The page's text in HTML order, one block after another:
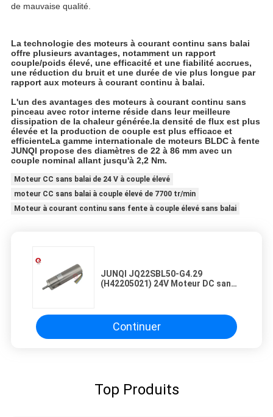
de mauvaise qualité.
La technologie des moteurs à courant continu sans balai
offre plusieurs avantages, notamment un rapport
couple/poids élevé, une efficacité et une fiabilité accrues,
une réduction du bruit et une durée de vie plus longue par
rapport aux moteurs à courant continu à balai.
L'un des avantages des moteurs à courant continu sans
pinceau avec rotor interne réside dans leur meilleure
dissipation de la chaleur générée.la densité de flux est plus
élevée et la production de couple est plus efficace et
efficienteLa gamme internationale de moteurs BLDC à fente
JUNQI propose des diamètres de 22 à 86 mm avec un
couple nominal allant jusqu'à 2,2 Nm.
Moteur CC sans balai de 24 V à couple élevé
moteur CC sans balai à couple élevé de 7700 tr/min
Moteur à courant continu sans fente à couple élevé sans balai
JUNQI JQ22SBL50-G4.29
(H42205021) 24V Moteur DC sans
sans fente
Continuer
Top Produits